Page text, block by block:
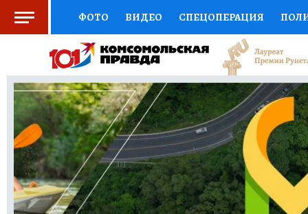
ФОТО ВИДЕО СПЕЦОПЕРАЦИЯ
СОЦПОДДЕРЖКА НАУКА СПОРТ
ВЫБОР ЭКСПЕРТОВ ДОКТОР
КНИЖНАЯ ПОЛКА ПРОГНОЗЫ НА СПОРТ
ПРЕСС-ЦЕНТР НЕДВИЖИМОСТЬ
РАДИО КП РЕКЛАМА ТЕСТЫ НОВОЕ